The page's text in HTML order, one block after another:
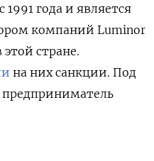
года и является
компаний Luminor
стране.
на них санкции. Под